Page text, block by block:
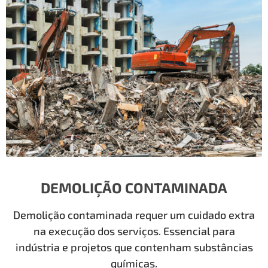
DEMOLIÇÃO CONTAMINADA
Demolição contaminada requer um cuidado extra
na execução dos serviços. Essencial para
indústria e projetos que contenham substâncias
químicas.